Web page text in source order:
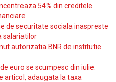
54% din creditele
de securitate sociala inaspreste
salariatilor
autorizatia BNR de institutie
euro se scumpesc din iulie:
articol, adaugata la taxa